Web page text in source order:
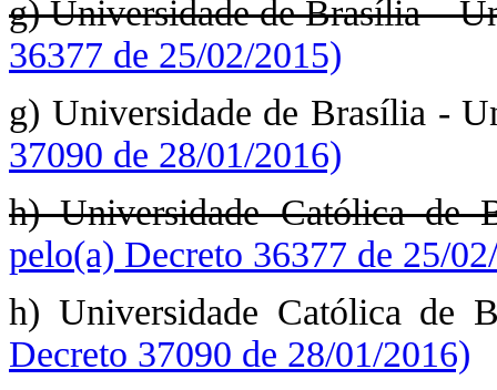
g) Universidade de Brasília –
36377 de 25/02/2015)
g) Universidade de Brasília -
37090 de 28/01/2016)
h) Universidade Católica de
pelo(a) Decreto 36377 de 25/
h) Universidade Católica
Decreto 37090 de 28/01/2016)